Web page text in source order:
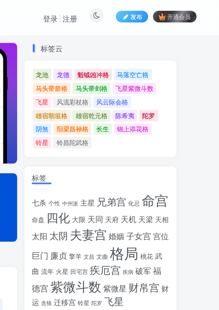
发布 开通会员
登录 注册
标签云
龙池 龙德 魁钺凶冲格
马落空亡格
马头带箭格
马头带剑格
飞星紫微斗数
飞星
风流彩杖格
风云际会格
雄宿朝垣格
雄宿乾元格 陈希夷
陀罗
阴煞
阳梁昌禄格 长生
锦上添花格
铃星
铃昌陀武格
标签云
龙池 龙德 魁钺凶冲格
马落空亡格
马头带箭格
马头带剑格
飞星紫微斗数
飞星
风流彩杖格
风云际会格
雄宿朝垣格
雄宿乾元格 陈希夷
陀罗
阴煞
阳梁昌禄格 长生
锦上添花格
铃星
铃昌陀武格
标签
七杀 个性 中州派 主星 兄弟宫 化忌 命宫
命盘 四化 大限 天同 天府 天机 天梁 天相
太阳 太阴 夫妻宫 婚姻 子女宫 宫位
巨门 廉贞 擎羊 文昌 文曲 格局 桃花 武
曲 流年 火星 田宅宫 疾厄宫 疾病 破军福
德宫 紫微斗数 紫微星 财帛宫 财
运 贪狼 迁移宫 铃星 陀罗 飞星